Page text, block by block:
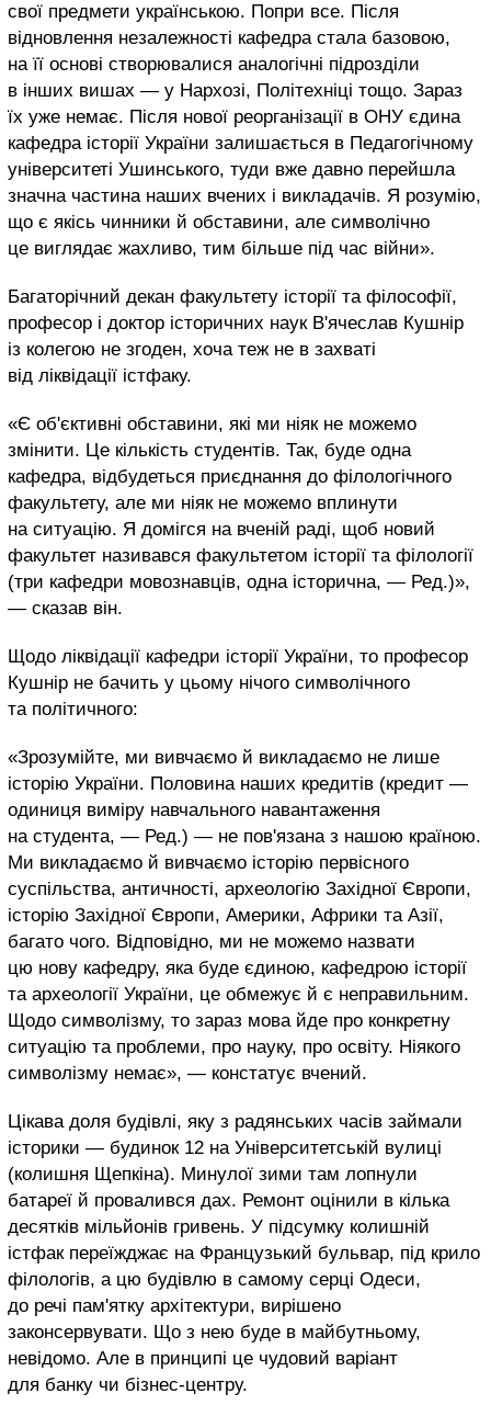
свої предмети українською. Попри все. Після
відновлення незалежності кафедра стала базовою,
на її основі створювалися аналогічні підрозділи
в інших вишах — у Нархозі, Політехніці тощо. Зараз
їх уже немає. Після нової реорганізації в ОНУ єдина
кафедра історії України залишається в Педагогічному
університеті Ушинського, туди вже давно перейшла
значна частина наших вчених і викладачів. Я розумію,
що є якісь чинники й обставини, але символічно
це виглядає жахливо, тим більше під час війни».
Багаторічний декан факультету історії та філософії,
професор і доктор історичних наук В'ячеслав Кушнір
із колегою не згоден, хоча теж не в захваті
від ліквідації істфаку.
«Є об'єктивні обставини, які ми ніяк не можемо
змінити. Це кількість студентів. Так, буде одна
кафедра, відбудеться приєднання до філологічного
факультету, але ми ніяк не можемо вплинути
на ситуацію. Я домігся на вченій раді, щоб новий
факультет називався факультетом історії та філології
(три кафедри мовознавців, одна історична, — Ред.)»,
— сказав він.
Щодо ліквідації кафедри історії України, то професор
Кушнір не бачить у цьому нічого символічного
та політичного:
«Зрозумійте, ми вивчаємо й викладаємо не лише
історію України. Половина наших кредитів (кредит —
одиниця виміру навчального навантаження
на студента, — Ред.) — не пов'язана з нашою країною.
Ми викладаємо й вивчаємо історію первісного
суспільства, античності, археологію Західної Європи,
історію Західної Європи, Америки, Африки та Азії,
багато чого. Відповідно, ми не можемо назвати
цю нову кафедру, яка буде єдиною, кафедрою історії
та археології України, це обмежує й є неправильним.
Щодо символізму, то зараз мова йде про конкретну
ситуацію та проблеми, про науку, про освіту. Ніякого
символізму немає», — констатує вчений.
Цікава доля будівлі, яку з радянських часів займали
історики — будинок 12 на Університетській вулиці
(колишня Щепкіна). Минулої зими там лопнули
батареї й провалився дах. Ремонт оцінили в кілька
десятків мільйонів гривень. У підсумку колишній
істфак переїжджає на Французький бульвар, під крило
філологів, а цю будівлю в самому серці Одеси,
до речі пам'ятку архітектури, вирішено
законсервувати. Що з нею буде в майбутньому,
невідомо. Але в принципі це чудовий варіант
для банку чи бізнес-центру.